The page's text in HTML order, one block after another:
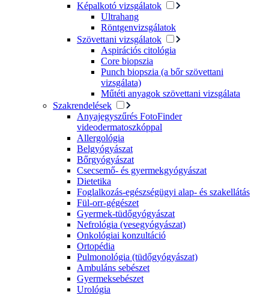
Képalkotó vizsgálatok
Ultrahang
Röntgenvizsgálatok
Szövettani vizsgálatok
Aspirációs citológia
Core biopszia
Punch biopszia (a bőr szövettani
vizsgálata)
Műtéti anyagok szövettani vizsgálata
Szakrendelések
Anyajegyszűrés FotoFinder
videodermatoszkóppal
Allergológia
Belgyógyászat
Bőrgyógyászat
Csecsemő- és gyermekgyógyászat
Dietetika
Foglalkozás-egészségügyi alap- és szakellátás
Fül-orr-gégészet
Gyermek-tüdőgyógyászat
Nefrológia (vesegyógyászat)
Onkológiai konzultáció
Ortopédia
Pulmonológia (tüdőgyógyászat)
Ambuláns sebészet
Gyermeksebészet
Urológia